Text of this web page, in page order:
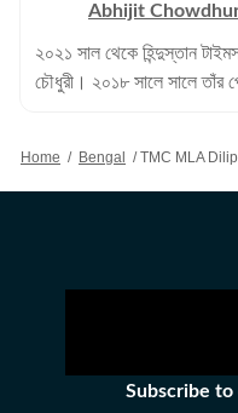
Abhijit
২০২১ সাল থেকে হিন্দুস্তান
চৌধুরী। ২০১৮ সালে সালে তাঁর
বিষয়ে তাঁর আগ্রহ সবচেয়ে বেশি। কলকাতা বিশ্ববিদ্যালয় থেকে সাংবাদিকতায়
ভারতে কাজ করার অভিজ্ঞতা
জকি হিসেবেও কাজ করেছিলেন
থেকে। এরপর কলকাতা
Home / Bengal / TMC MLA Dilip Mondal Property
Subscribe